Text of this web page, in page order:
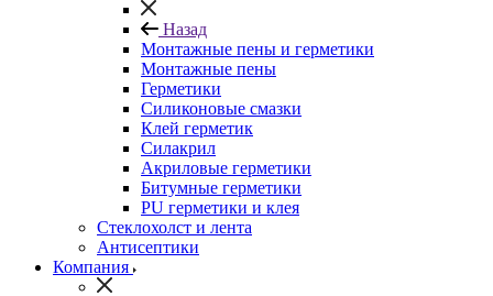
Назад
Монтажные пены и герметики
Монтажные пены
Герметики
Силиконовые смазки
Клей герметик
Силакрил
Акриловые герметики
Битумные герметики
PU герметики и клея
Стеклохолст и лента
Антисептики
Компания